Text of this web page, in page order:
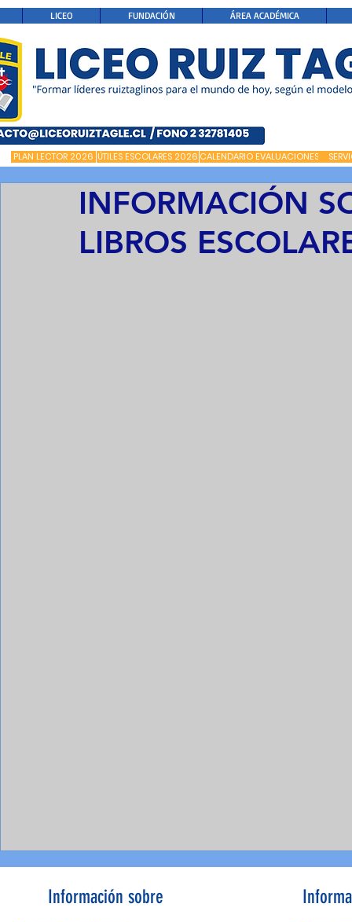
LICEO FUNDACIÓN ÁREA ACADÉMICA
PLAN LECTOR 2026 ÚTILES ESCOLARES 2026 CALENDARIO EVALUACIONES
INFORMACIÓN
LIBROS
Información sobre